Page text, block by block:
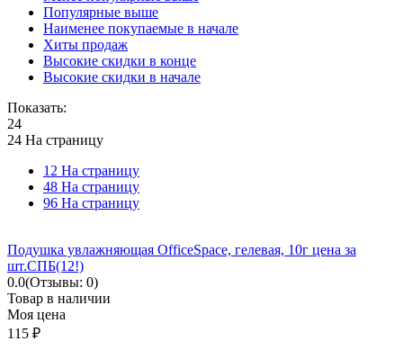
Популярные выше
Наименее покупаемые в начале
Хиты продаж
Высокие скидки в конце
Высокие скидки в начале
Показать:
24
24 На страницу
12 На страницу
48 На страницу
96 На страницу
Подушка увлажняющая OfficeSpace, гелевая, 10г цена за
шт.СПБ(12!)
0.0(Отзывы: 0)
Товар в наличии
Моя цена
115 ₽